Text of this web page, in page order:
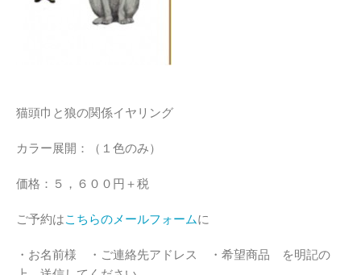
猫頭巾と狼の関係イヤリング
カラー展開：（１色のみ）
価格：５，６００円＋税
ご予約はこちらのメールフォームに
・お名前様 ・ご連絡先アドレス ・希望商品 を明記の